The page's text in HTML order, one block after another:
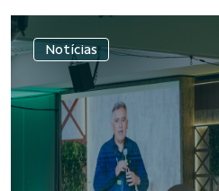
Notícias